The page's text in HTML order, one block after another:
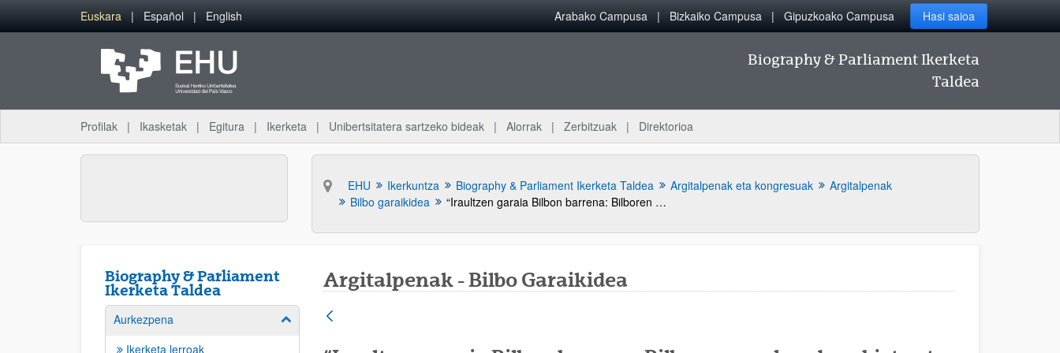
Eduki nagusira joan
Euskara Español English Arabako Campusa Bizkaiko Campusa Gipuzkoako Campusa Hasi saioa
Biography & Parliament Ikerketa
Taldea
Profilak Ikasketak Egitura Ikerketa Unibertsitatera sartzeko bideak Alorrak Zerbitzuak Direktorioa
EHU Ikerkuntza Biography & Parliament Ikerketa Taldea Argitalpenak eta kongresuak
Argitalpenak
Bilbo garaikidea
“Iraultzen garaia Bilbon barrena: Bilboren agerkundea objetu eta kategoria historiografikoen eremuan-La era de las revoluciones: el nacimiento del protagonismo historiográfico de Bilbao en el siglo XIX”
Biography & Parliament
Ikerketa Taldea
Aurkezpena Erakutsi/izkutatu azpiorriak
Ikerketa lerroak
Argitalpenak - Bilbo Garaikidea